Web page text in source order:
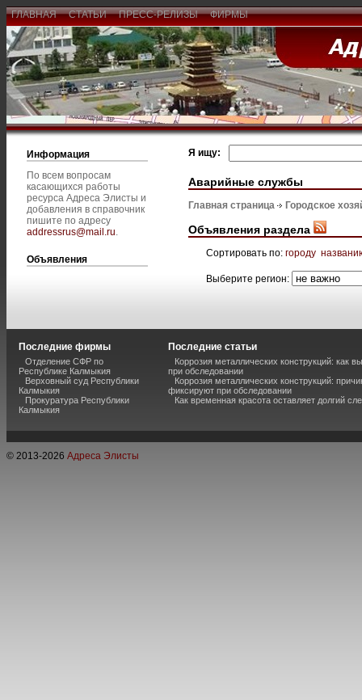
ГЛАВНАЯ СТАТЬИ ПРЕСС-РЕЛИЗЫ ФИРМЫ
Информация
По всем вопросам
касающихся работы
ресурса Адреса Элисты и
добавления в справочник
пишите по адресу
addressrus@mail.ru.
Объявления
Я ищу:
Аварийные службы
Главная страница Городское
Объявления раздела
Сортировать по: городу
Выберите регион:
Последние фирмы
Отделение СФР по
Республике Калмыкия
Верховный суд Республики
Калмыкия
Прокуратура Республики
Калмыкия
Последние статьи
Коррозия металлических конструкций: как
при обследовании
Коррозия металлических конструкций:
фиксируют при обследовании
Как временная красота оставляет долгий
© 2013-2026 Адреса Элисты